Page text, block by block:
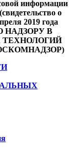
информации
о
2019 года
НАДЗОРУ В